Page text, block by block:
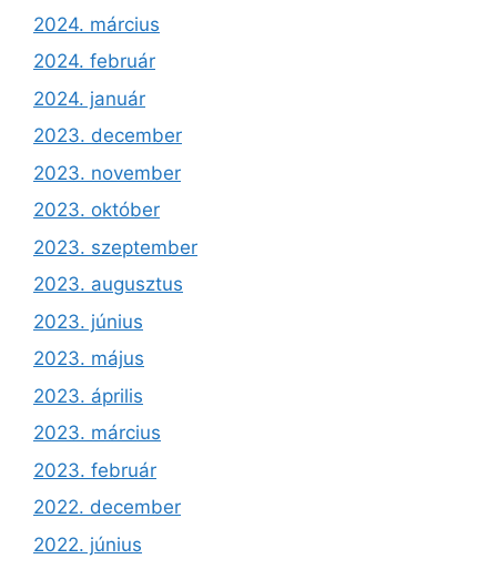
2024. március
2024. február
2024. január
2023. december
2023. november
2023. október
2023. szeptember
2023. augusztus
2023. június
2023. május
2023. április
2023. március
2023. február
2022. december
2022. június